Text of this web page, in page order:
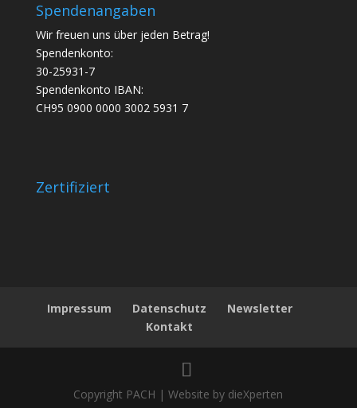
Spendenangaben
Wir freuen uns über jeden Betrag!
Spendenkonto:
30-25931-7
Spendenkonto IBAN:
CH95 0900 0000 3002 5931 7
Zertifiziert
Impressum Datenschutz
Newsletter
Kontakt
Copyright PACH | Website by dieXperten